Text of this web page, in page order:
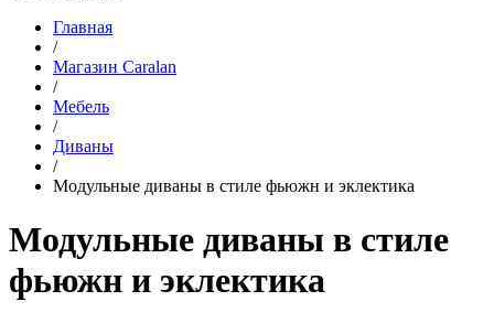
Главная
/
Магазин Caralan
/
Мебель
/
Диваны
/
Модульные диваны в стиле фьюжн и эклектика
Модульные диваны в стиле
фьюжн и эклектика